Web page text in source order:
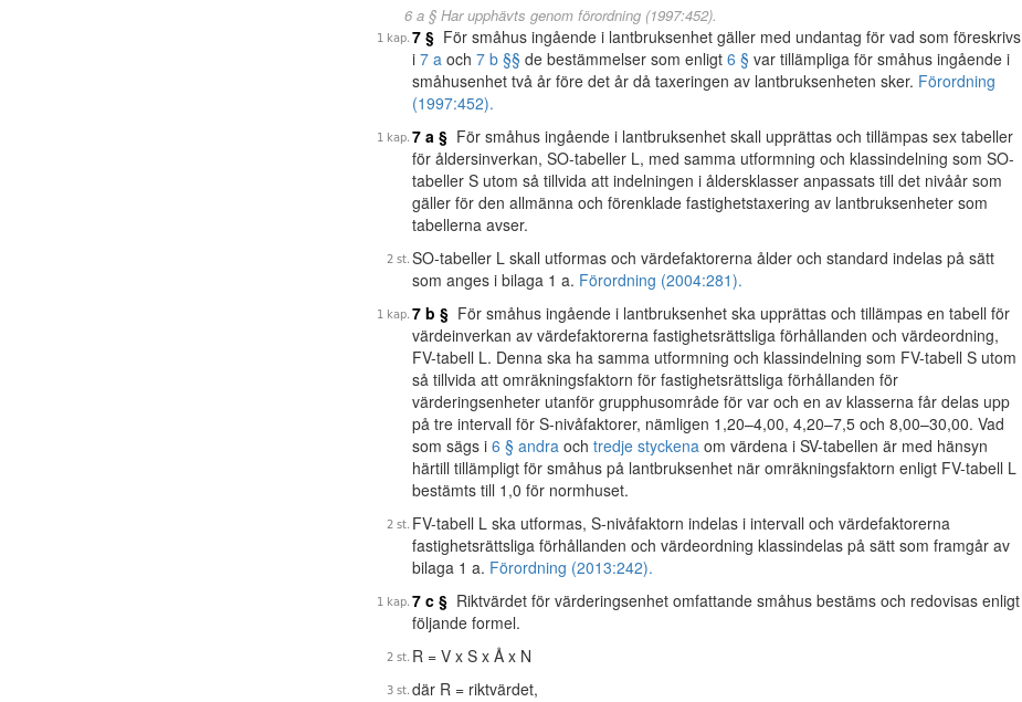
6 a § Har upphävts genom förordning (1997:452).
7 § För småhus ingående i lantbruksenhet gäller med undantag för vad som föreskrivs
i 7 a och 7 b §§ de bestämmelser som enligt 6 § var tillämpliga för småhus ingående i
småhusenhet två år före det år då taxeringen av lantbruksenheten sker. Förordning
(1997:452).
7 a § För småhus ingående i lantbruksenhet skall upprättas och tillämpas sex tabeller
för åldersinverkan, SO-tabeller L, med samma utformning och klassindelning som SO-
tabeller S utom så tillvida att indelningen i åldersklasser anpassats till det nivåår som
gäller för den allmänna och förenklade fastighetstaxering av lantbruksenheter som
tabellerna avser.
SO-tabeller L skall utformas och värdefaktorerna ålder och standard indelas på sätt
som anges i bilaga 1 a. Förordning (2004:281).
7 b § För småhus ingående i lantbruksenhet ska upprättas och tillämpas en tabell för
värdeinverkan av värdefaktorerna fastighetsrättsliga förhållanden och värdeordning,
FV-tabell L. Denna ska ha samma utformning och klassindelning som FV-tabell S utom
så tillvida att omräkningsfaktorn för fastighetsrättsliga förhållanden för
värderingsenheter utanför grupphusområde för var och en av klasserna får delas upp
på tre intervall för S-nivåfaktorer, nämligen 1,20–4,00, 4,20–7,5 och 8,00–30,00. Vad
som sägs i 6 § andra och tredje styckena om värdena i SV-tabellen är med hänsyn
härtill tillämpligt för småhus på lantbruksenhet när omräkningsfaktorn enligt FV-tabell L
bestämts till 1,0 för normhuset.
FV-tabell L ska utformas, S-nivåfaktorn indelas i intervall och värdefaktorerna
fastighetsrättsliga förhållanden och värdeordning klassindelas på sätt som framgår av
bilaga 1 a. Förordning (2013:242).
7 c § Riktvärdet för värderingsenhet omfattande småhus bestäms och redovisas enligt
följande formel.
R = V x S x Å x N
där R = riktvärdet,